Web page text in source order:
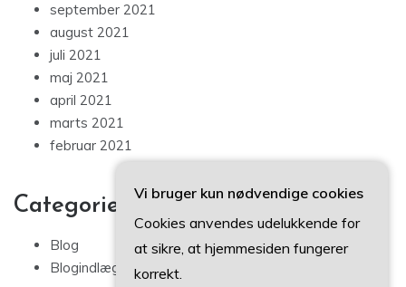
september 2021
august 2021
juli 2021
maj 2021
april 2021
marts 2021
februar 2021
Categories
Blog
Blogindlæg
Vi bruger kun nødvendige cookies
Cookies anvendes udelukkende for
at sikre, at hjemmesiden fungerer
korrekt.